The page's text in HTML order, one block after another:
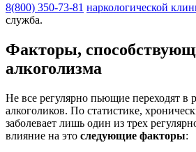
8(800) 350-73-81 наркологической
служба.
Факторы,
алкоголизма
Не все регулярно пьющие переходят в
алкоголиков. По статистике,
заболевает лишь один из трех
влияние на это следующие факторы: